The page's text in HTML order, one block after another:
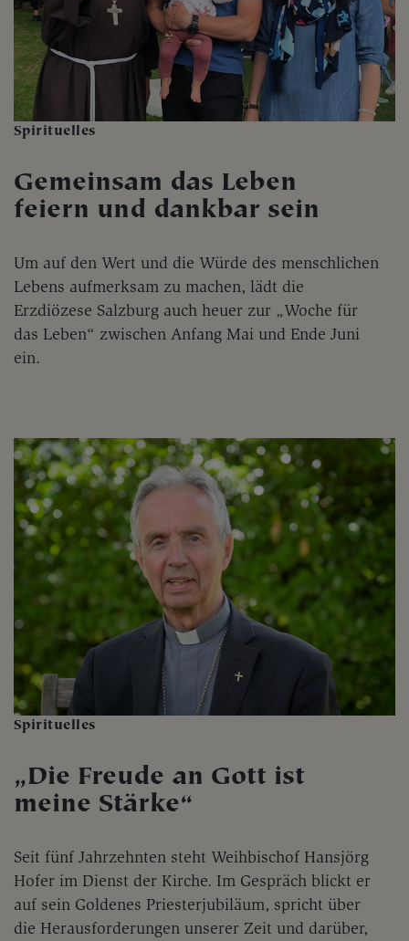
Spirituelles
Gemeinsam das Leben
feiern und dankbar sein
Um auf den Wert und die Würde des menschlichen
Lebens aufmerksam zu machen, lädt die
Erzdiözese Salzburg auch heuer zur „Woche für
das Leben“ zwischen Anfang Mai und Ende Juni
ein.
Spirituelles
„Die Freude an Gott ist
meine Stärke“
Seit fünf Jahrzehnten steht Weihbischof Hansjörg
Hofer im Dienst der Kirche. Im Gespräch blickt er
auf sein Goldenes Priesterjubiläum, spricht über
die Herausforderungen unserer Zeit und darüber,